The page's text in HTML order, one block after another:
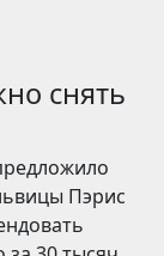
снять
Пэрис